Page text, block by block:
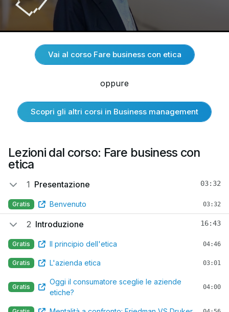
Vai al corso Fare business con etica
oppure
Scopri gli altri corsi in Business management
Lezioni dal corso: Fare business con
etica
1 Presentazione 03:32
Gratis Benvenuto 03:32
2 Introduzione 16:43
Gratis Il principio dell'etica 04:46
Gratis L'azienda etica 03:01
Gratis
Oggi il consumatore sceglie le aziende
etiche?
04:00